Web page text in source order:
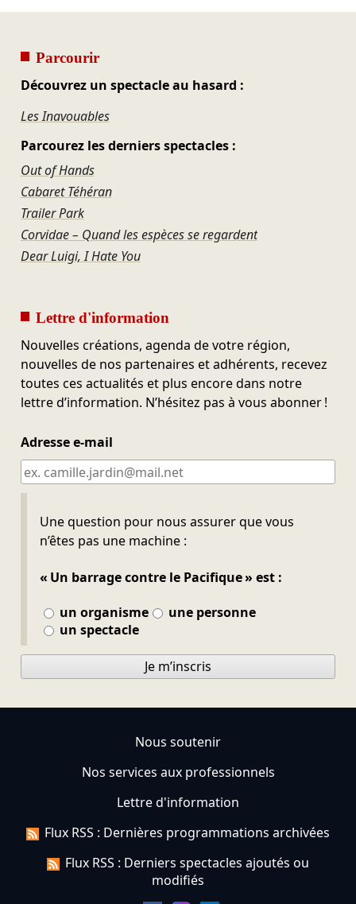
Parcourir
Découvrez un spectacle au hasard :
Les Inavouables
Parcourez les derniers spectacles :
Out of Hands
Cabaret Téhéran
Trailer Park
Corvidae – Quand les espèces se regardent
Dear Luigi, I Hate You
Lettre d'information
Nouvelles créations, agenda de votre région,
nouvelles de nos partenaires et adhérents, recevez
toutes ces actualités et plus encore dans notre
lettre d’information. N’hésitez pas à vous abonner !
Adresse e-mail
Une question pour nous assurer que vous
n’êtes pas une machine :
« Un barrage contre le Pacifique » est :
un organisme
une personne
un spectacle
Ne pas remplir
Je m’inscris
Nous soutenir
Nos services aux professionnels
Lettre d'information
Flux RSS : Dernières programmations archivées
Flux RSS : Derniers spectacles ajoutés ou
modifiés